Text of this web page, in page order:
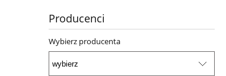
Producenci
Wybierz producenta